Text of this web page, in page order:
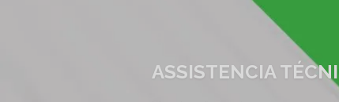
ASSISTENCIA